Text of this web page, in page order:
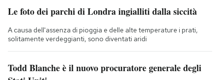
Le foto dei parchi di Londra ingialliti dalla siccità
A causa dell'assenza di pioggia e delle alte temperature i prati,
solitamente verdeggianti, sono diventati aridi
Todd Blanche è il nuovo procuratore generale degli